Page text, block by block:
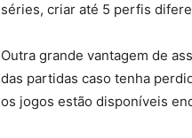
séries, criar até 5 perfis
Outra grande vantagem de
das partidas caso tenha
os jogos estão disponíveis